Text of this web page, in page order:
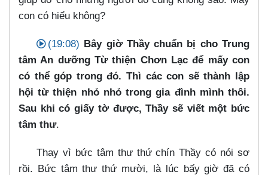
con có hiểu không?
(19:08) Bây giờ Thầy chuẩn bị cho Trung
tâm An dưỡng Từ thiện Chơn Lạc để mấy con
có thể góp trong đó. Thì các con sẽ thành lập
hội từ thiện nhỏ nhỏ trong gia đình mình thôi.
Sau khi có giấy tờ được, Thầy sẽ viết một bức
tâm thư.
Thay vì bức tâm thư thứ chín Thầy có nói sơ
rồi. Bức tâm thư thứ mười, là lúc bấy giờ đã có